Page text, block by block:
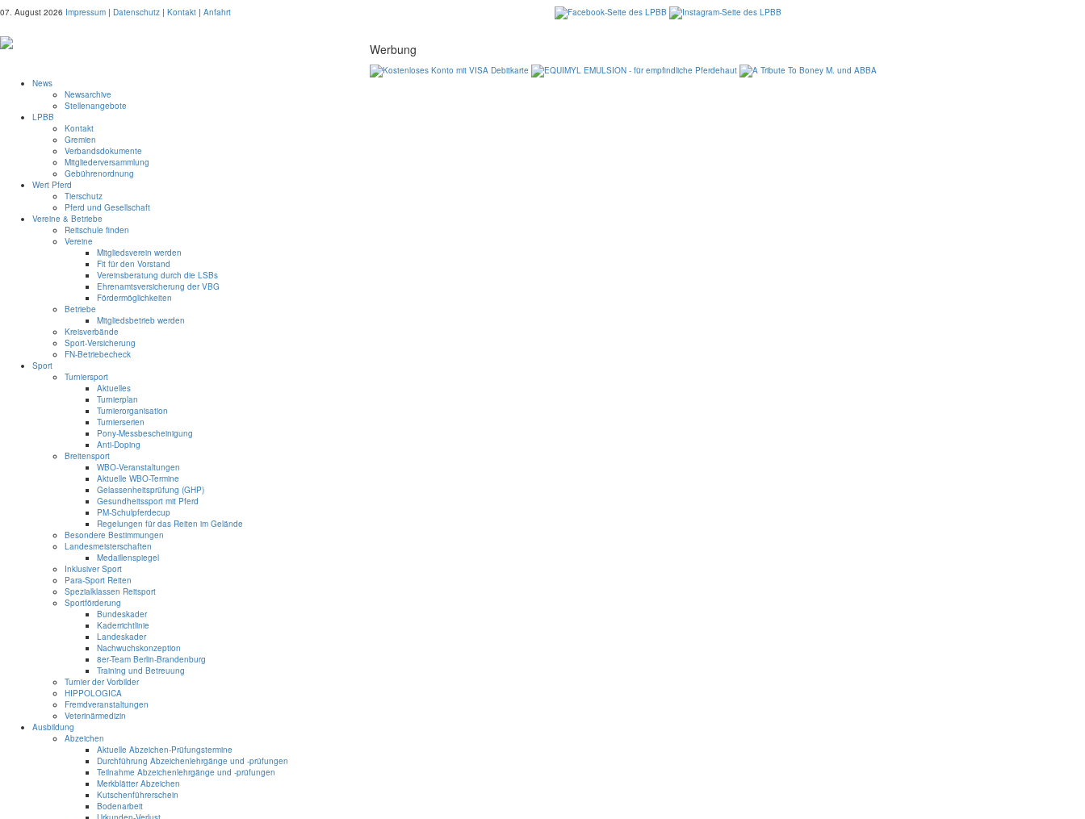
07. August 2026 Impressum | Datenschutz | Kontakt | Anfahrt
Werbung
News
Newsarchive
Stellenangebote
LPBB
Kontakt
Gremien
Verbandsdokumente
Mitgliederversammlung
Gebührenordnung
Wert Pferd
Tierschutz
Pferd und Gesellschaft
Vereine & Betriebe
Reitschule finden
Vereine
Mitgliedsverein werden
Fit für den Vorstand
Vereinsberatung durch die LSBs
Ehrenamtsversicherung der VBG
Fördermöglichkeiten
Betriebe
Mitgliedsbetrieb werden
Kreisverbände
Sport-Versicherung
FN-Betriebecheck
Sport
Turniersport
Aktuelles
Turnierplan
Turnierorganisation
Turnierserien
Pony-Messbescheinigung
Anti-Doping
Breitensport
WBO-Veranstaltungen
Aktuelle WBO-Termine
Gelassenheitsprüfung (GHP)
Gesundheitssport mit Pferd
PM-Schulpferdecup
Regelungen für das Reiten im Gelände
Besondere Bestimmungen
Landesmeisterschaften
Medaillenspiegel
Inklusiver Sport
Para-Sport Reiten
Spezialklassen Reitsport
Sportförderung
Bundeskader
Kaderrichtlinie
Landeskader
Nachwuchskonzeption
8er-Team Berlin-Brandenburg
Training und Betreuung
Turnier der Vorbilder
HIPPOLOGICA
Fremdveranstaltungen
Veterinärmedizin
Ausbildung
Abzeichen
Aktuelle Abzeichen-Prüfungstermine
Durchführung Abzeichenlehrgänge und -prüfungen
Teilnahme Abzeichenlehrgänge und -prüfungen
Merkblätter Abzeichen
Kutschenführerschein
Bodenarbeit